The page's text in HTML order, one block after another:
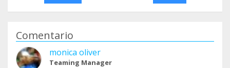
Comentario
monica oliver
Teaming Manager